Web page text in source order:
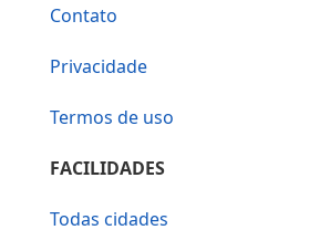
Contato
Privacidade
Termos de uso
FACILIDADES
Todas cidades